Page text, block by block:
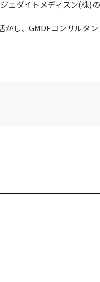
ェダイトメディスン(株)の
し、GMDPコンサルタン